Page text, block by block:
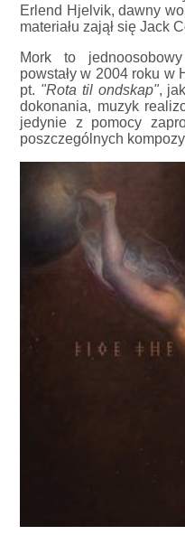
Erlend Hjelvik, dawny
materiału zajął się Jack
Mork to
powstały w 2004 roku w
pt. "Rota til ondskap",
dokonania, muzyk
jedynie z pomocy
poszczególnych